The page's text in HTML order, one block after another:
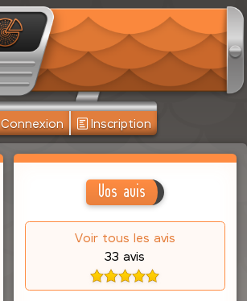
Connexion Inscription
Vos avis
Voir tous les avis
33 avis